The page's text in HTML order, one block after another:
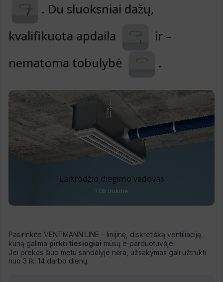
. Du sluoksniai dažų,
kvalifikuota apdaila
ir –
nematoma tobulybė
.
Laikrodžio diegimo vadovas
1:05 trukmė
Pasirinkite VENTMANN LINE – linijinę, diskretišką ventiliaciją,
kurią galima pirkti tiesiogiai mūsų e‑parduotuvėje.
Jei prekės šiuo metu sandėlyje nėra, užsakymas gali užtrukti
nuo 3 iki 14 darbo dienų.